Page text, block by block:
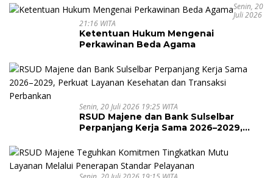
Arithmetic International Competition
Senin, 20
Juli 2026
21:16 WITA
Ketentuan Hukum Mengenai
Perkawinan Beda Agama
Senin, 20 Juli 2026 19:25 WITA
RSUD Majene dan Bank Sulselbar
Perpanjang Kerja Sama 2026–2029,
Transaksi Perbankan